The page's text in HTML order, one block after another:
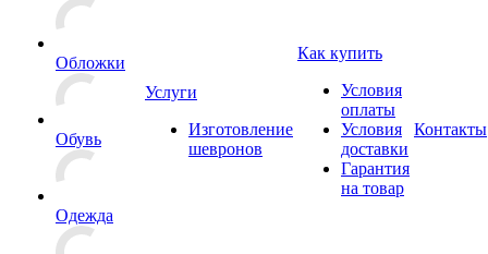
Обложки
Обувь
Одежда
Услуги
Изготовление
шевронов
Как купить
Условия
оплаты
Условия
доставки
Гарантия
на товар
Контакты